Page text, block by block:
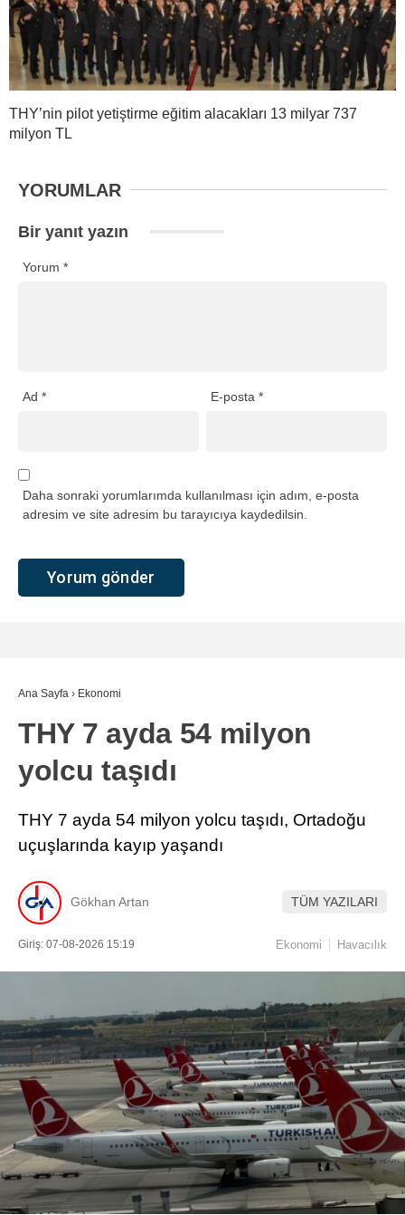
THY’nin pilot yetiştirme eğitim alacakları 13 milyar 737
milyon TL
YORUMLAR
Bir yanıt yazın
Yorum *
Ad * E-posta*
Daha sonraki yorumlarımda kullanılması için adım, e-posta
adresim ve site adresim bu tarayıcıya kaydedilsin.
Ana Sayfa › Ekonomi
THY 7 ayda 54 milyon
yolcu taşıdı
THY 7 ayda 54 milyon yolcu taşıdı, Ortadoğu
uçuşlarında kayıp yaşandı
Gökhan Artan TÜM YAZILARI
Giriş: 07-08-2026 15:19 Ekonomi Havacılık